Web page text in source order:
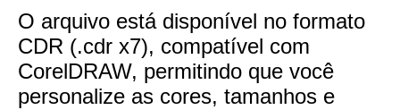
O arquivo está disponível no formato
CDR (.cdr x7), compatível com
CorelDRAW, permitindo que você
personalize as cores, tamanhos e